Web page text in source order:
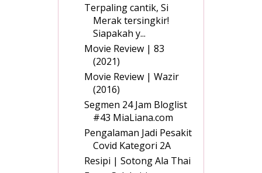
Terpaling cantik, Si
Merak tersingkir!
Siapakah y...
Movie Review | 83
(2021)
Movie Review | Wazir
(2016)
Segmen 24 Jam Bloglist
#43 MiaLiana.com
Pengalaman Jadi Pesakit
Covid Kategori 2A
Resipi | Sotong Ala Thai